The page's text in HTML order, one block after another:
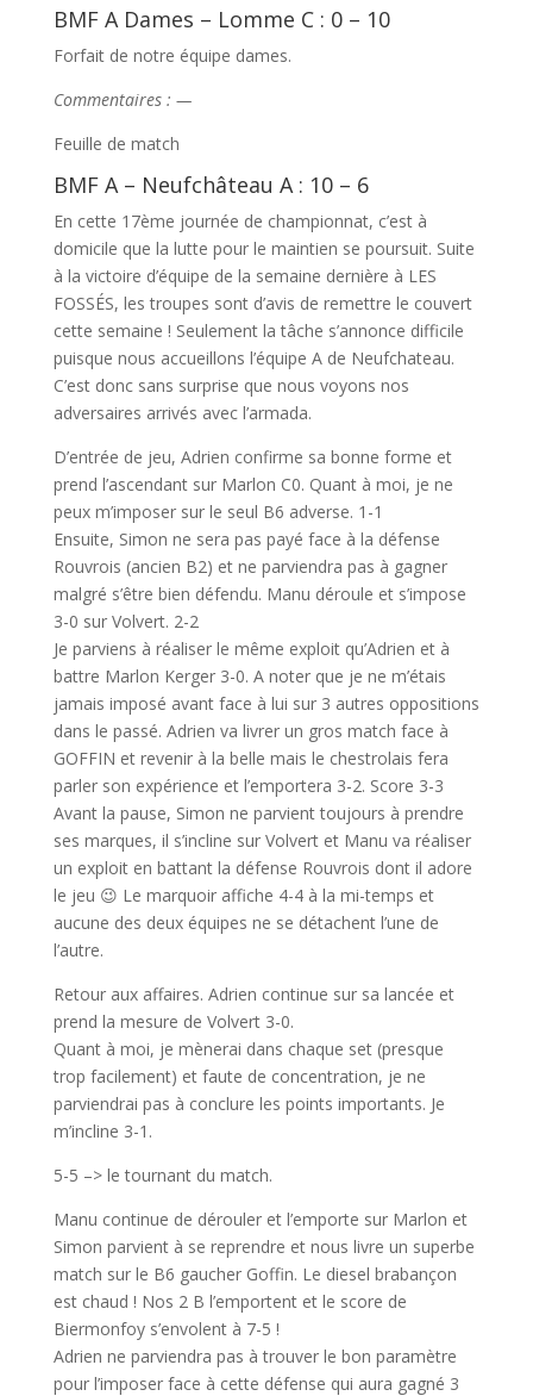
BMF A Dames – Lomme C : 0 – 10
Forfait de notre équipe dames.
Commentaires : —
Feuille de match
BMF A – Neufchâteau A : 10 – 6
En cette 17ème journée de championnat, c’est à
domicile que la lutte pour le maintien se poursuit. Suite
à la victoire d’équipe de la semaine dernière à LES
FOSSÉS, les troupes sont d’avis de remettre le couvert
cette semaine ! Seulement la tâche s’annonce difficile
puisque nous accueillons l’équipe A de Neufchateau.
C’est donc sans surprise que nous voyons nos
adversaires arrivés avec l’armada.
D’entrée de jeu, Adrien confirme sa bonne forme et
prend l’ascendant sur Marlon C0. Quant à moi, je ne
peux m’imposer sur le seul B6 adverse. 1-1
Ensuite, Simon ne sera pas payé face à la défense
Rouvrois (ancien B2) et ne parviendra pas à gagner
malgré s’être bien défendu. Manu déroule et s’impose
3-0 sur Volvert. 2-2
Je parviens à réaliser le même exploit qu’Adrien et à
battre Marlon Kerger 3-0. A noter que je ne m’étais
jamais imposé avant face à lui sur 3 autres oppositions
dans le passé. Adrien va livrer un gros match face à
GOFFIN et revenir à la belle mais le chestrolais fera
parler son expérience et l’emportera 3-2. Score 3-3
Avant la pause, Simon ne parvient toujours à prendre
ses marques, il s’incline sur Volvert et Manu va réaliser
un exploit en battant la défense Rouvrois dont il adore
le jeu 😉 Le marquoir affiche 4-4 à la mi-temps et
aucune des deux équipes ne se détachent l’une de
l’autre.
Retour aux affaires. Adrien continue sur sa lancée et
prend la mesure de Volvert 3-0.
Quant à moi, je mènerai dans chaque set (presque
trop facilement) et faute de concentration, je ne
parviendrai pas à conclure les points importants. Je
m’incline 3-1.
5-5 –> le tournant du match.
Manu continue de dérouler et l’emporte sur Marlon et
Simon parvient à se reprendre et nous livre un superbe
match sur le B6 gaucher Goffin. Le diesel brabançon
est chaud ! Nos 2 B l’emportent et le score de
Biermonfoy s’envolent à 7-5 !
Adrien ne parviendra pas à trouver le bon paramètre
pour l’imposer face à cette défense qui aura gagné 3